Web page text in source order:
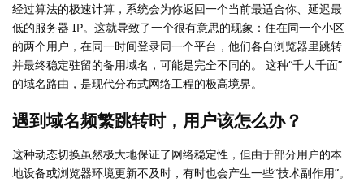
经过算法的极速计算，系统会为你返回一个当前最适合你、延迟最
低的服务器 IP。这就导致了一个很有意思的现象：住在同一个小区
的两个用户，在同一时间登录同一个平台，他们各自浏览器里跳转
并最终稳定驻留的备用域名，可能是完全不同的。 这种“千人千面”
的域名路由，是现代分布式网络工程的极高境界。
遇到域名频繁跳转时，用户该怎么办？
这种动态切换虽然极大地保证了网络稳定性，但由于部分用户的本
地设备或浏览器环境更新不及时，有时也会产生一些“技术副作用”。